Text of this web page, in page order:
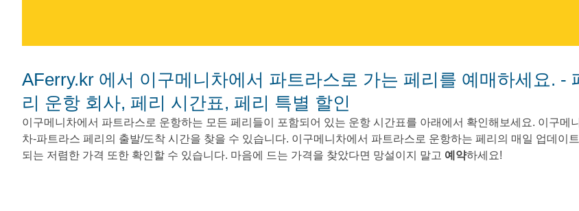
AFerry.kr 에서 이구메니차에서 파트라스로 가는 페리를 예매하세요. - 페
리 운항 회사, 페리 시간표, 페리 특별 할인
이구메니차에서 파트라스로 운항하는 모든 페리들이 포함되어 있는 운항 시간표를 아래에서 확인해보세요. 이구메니
차-파트라스 페리의 출발/도착 시간을 찾을 수 있습니다. 이구메니차에서 파트라스로 운항하는 페리의 매일 업데이트
되는 저렴한 가격 또한 확인할 수 있습니다. 마음에 드는 가격을 찾았다면 망설이지 말고 예약하세요!